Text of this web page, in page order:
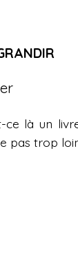
ce là un
pas trop